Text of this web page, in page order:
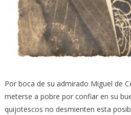
Por boca de su admirado Miguel de
meterse a pobre por confiar en su
quijotescos no desmienten esta